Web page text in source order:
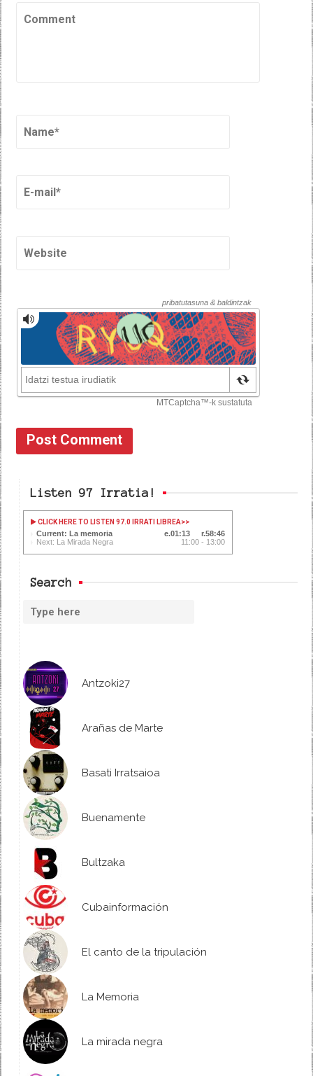
Listen 97 Irratia!
CLICK HERE TO LISTEN 97.0 IRRATI LIBREA>>
Current: La memoria 01:13
58:46
Next: La Mirada Negra
11:00 - 13:00
Search
Antzoki27
Arañas de Marte
Basati Irratsaioa
Buenamente
Bultzaka
Cubainformación
El canto de la tripulación
La Memoria
La mirada negra